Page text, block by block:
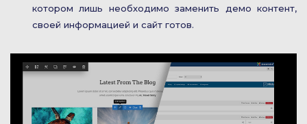
котором лишь необходимо заменить демо контент,
своей информацией и сайт готов.